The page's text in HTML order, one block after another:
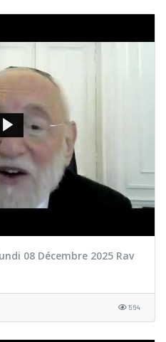
08 Décembre 2025 Rav
564